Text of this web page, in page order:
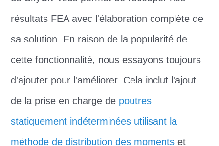
résultats FEA avec l'élaboration complète de
sa solution. En raison de la popularité de
cette fonctionnalité, nous essayons toujours
d'ajouter pour l'améliorer. Cela inclut l'ajout
de la prise en charge de poutres
statiquement indéterminées utilisant la
méthode de distribution des moments et